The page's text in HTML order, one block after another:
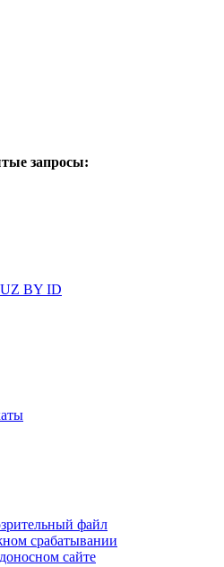
запросы:
UZ BY ID
файл
срабатывании
сайте